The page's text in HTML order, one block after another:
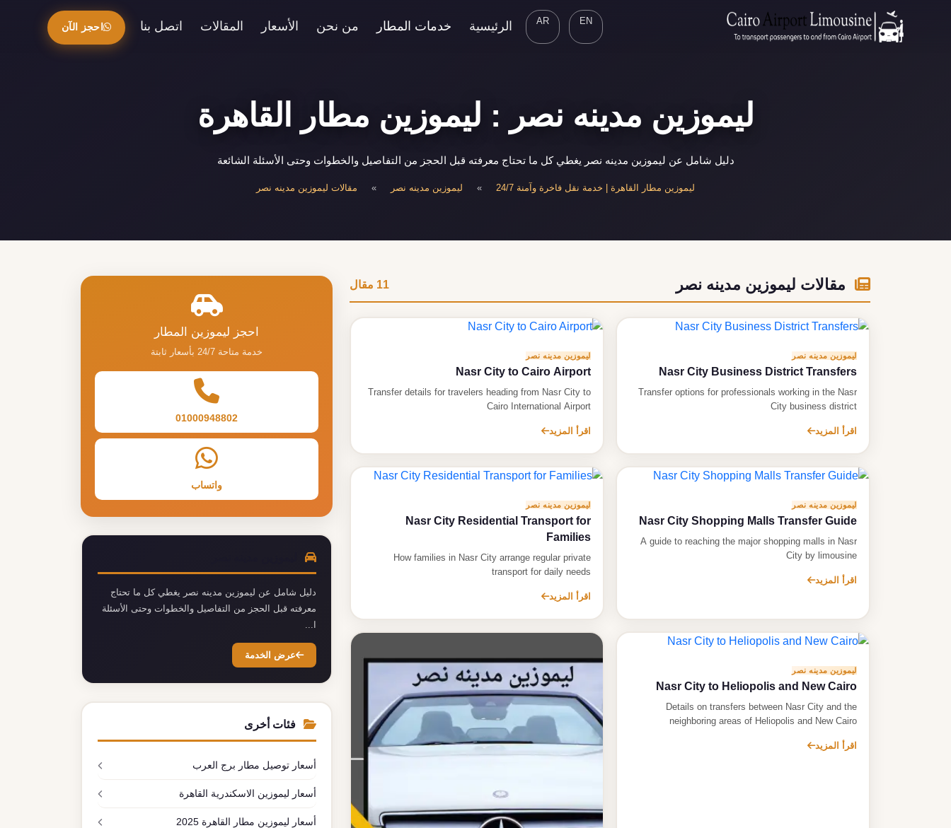
EN
AR الرئيسية خدمات المطار من نحن الأسعار المقالات اتصل بنا احجز الآن
ليموزين مدينه نصر : ليموزين مطار القاهرة
دليل شامل عن ليموزين مدينه نصر يغطي كل ما تحتاج معرفته قبل الحجز من التفاصيل والخطوات وحتى الأسئلة الشائعة
ليموزين مطار القاهرة | خدمة نقل فاخرة وآمنة 24/7 » ليموزين مدينه نصر » مقالات ليموزين مدينه نصر
مقالات ليموزين مدينه نصر 11 مقال
ليموزين مدينه نصر
Nasr City Business District Transfers
Transfer options for professionals working in the Nasr
City business district
اقرأ المزيد
ليموزين مدينه نصر
Nasr City to Cairo Airport
Transfer details for travelers heading from Nasr City to
Cairo International Airport
اقرأ المزيد
ليموزين مدينه نصر
Nasr City Shopping Malls Transfer Guide
A guide to reaching the major shopping malls in Nasr
City by limousine
اقرأ المزيد
ليموزين مدينه نصر
Nasr City Residential Transport for
Families
How families in Nasr City arrange regular private
transport for daily needs
اقرأ المزيد
ليموزين مدينه نصر
Nasr City to Heliopolis and New Cairo
Details on transfers between Nasr City and the
neighboring areas of Heliopolis and New Cairo
اقرأ المزيد
احجز ليموزين المطار
خدمة متاحة 24/7 بأسعار ثابتة
01000948802
واتساب
دليل شامل عن ليموزين مدينه نصر يغطي كل ما تحتاج
معرفته قبل الحجز من التفاصيل والخطوات وحتى الأسئلة
ا...
عرض الخدمة
فئات أخرى
أسعار توصيل مطار برج العرب
أسعار ليموزين الاسكندرية القاهرة
أسعار ليموزين مطار القاهرة 2025